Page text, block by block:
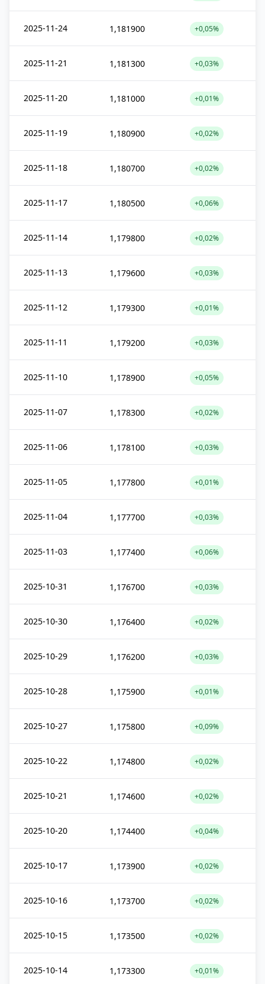
2025-11-24 1,181900 +0,05%
2025-11-21 1,181300 +0,03%
2025-11-20 1,181000 +0,01%
2025-11-19 1,180900 +0,02%
2025-11-18 1,180700 +0,02%
2025-11-17 1,180500 +0,06%
2025-11-14 1,179800 +0,02%
2025-11-13 1,179600 +0,03%
2025-11-12 1,179300 +0,01%
2025-11-11 1,179200 +0,03%
2025-11-10 1,178900 +0,05%
2025-11-07 1,178300 +0,02%
2025-11-06 1,178100 +0,03%
2025-11-05 1,177800 +0,01%
2025-11-04 1,177700 +0,03%
2025-11-03 1,177400 +0,06%
2025-10-31 1,176700 +0,03%
2025-10-30 1,176400 +0,02%
2025-10-29 1,176200 +0,03%
2025-10-28 1,175900 +0,01%
2025-10-27 1,175800 +0,09%
2025-10-22 1,174800 +0,02%
2025-10-21 1,174600 +0,02%
2025-10-20 1,174400 +0,04%
2025-10-17 1,173900 +0,02%
2025-10-16 1,173700 +0,02%
2025-10-15 1,173500 +0,02%
2025-10-14 1,173300 +0,01%